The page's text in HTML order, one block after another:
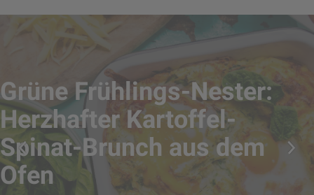
Grüne Frühlings-Nester:
Herzhafter Kartoffel-
Spinat-Brunch aus dem
Ofen